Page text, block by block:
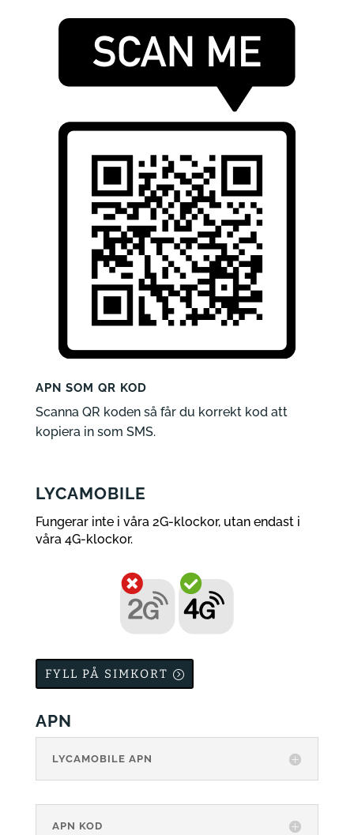
APN SOM QR KOD
Scanna QR koden så får du korrekt kod att
kopiera in som SMS.
LYCAMOBILE
Fungerar inte i våra 2G-klockor, utan endast i
våra 4G-klockor.
FYLL PÅ SIMKORT
APN
LYCAMOBILE APN
APN KOD